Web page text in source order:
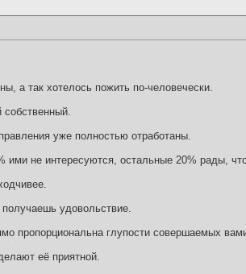
а так хотелось пожить по-человечески.
уже полностью отработаны.
не интересуются, остальные 20% рады,
удовольствие.
пропорциональна глупости совершаемых
её приятной.